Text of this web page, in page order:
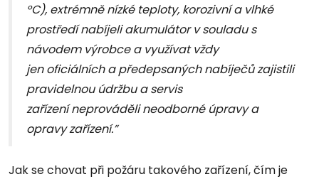
°C), extrémně nízké teploty, korozivní a vlhké
prostředí nabíjeli akumulátor v souladu s
návodem výrobce a využívat vždy
jen oficiálních a předepsaných nabíječů zajistili
pravidelnou údržbu a servis
zařízení neprováděli neodborné úpravy a
opravy zařízení.”
Jak se chovat při požáru takového zařízení, čím je